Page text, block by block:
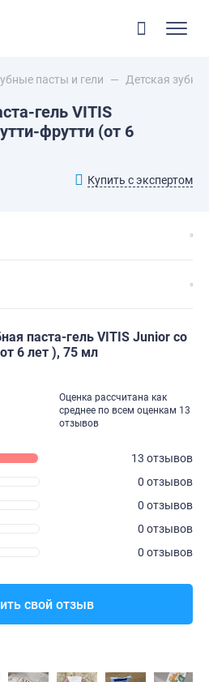
пасты и гели — Детская
гель VITIS
фрутти (от 6
Купить с экспертом
паста-гель VITIS Junior со
6 лет ), 75 мл
Оценка рассчитана как
среднее по всем оценкам 13
отзывов
13 отзывов
0 отзывов
0 отзывов
0 отзывов
0 отзывов
свой отзыв